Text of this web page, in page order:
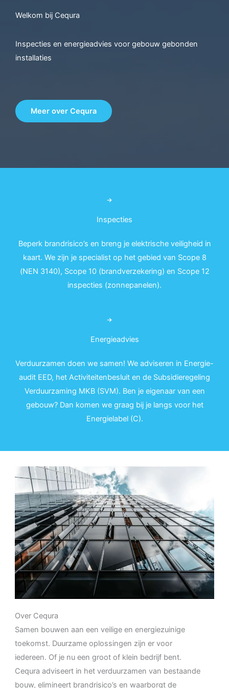
Welkom bij Cequra
Inspecties en energieadvies voor gebouw gebonden
installaties
Meer over Cequra
Inspecties
Beperk brandrisico’s en breng je elektrische veiligheid in
kaart. We zijn je specialist op het gebied van Scope 8
(NEN 3140), Scope 10 (brandverzekering) en Scope 12
inspecties (zonnepanelen).
Energieadvies
Verduurzamen doen we samen! We adviseren in Energie-
audit EED, het Activiteitenbesluit en de Subsidieregeling
Verduurzaming MKB (SVM). Ben je eigenaar van een
gebouw? Dan komen we graag bij je langs voor het
Energielabel (C).
Over Cequra
Samen bouwen aan een veilige en energiezuinige
toekomst. Duurzame oplossingen zijn er voor
iedereen. Of je nu een groot of klein bedrijf bent.
Cequra adviseert in het verduurzamen van bestaande
bouw, elimineert brandrisico’s en waarborgt de